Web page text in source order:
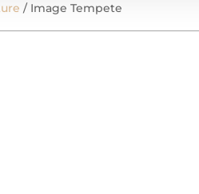
/ Image Tempete